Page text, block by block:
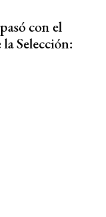
con el
Selección: